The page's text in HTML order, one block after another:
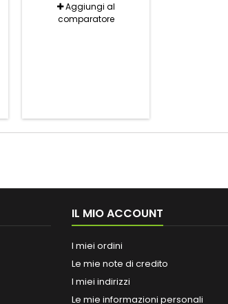
Aggiungi al
comparatore
IL MIO ACCOUNT
I miei ordini
Le mie note di credito
I miei indirizzi
Le mie informazioni personali